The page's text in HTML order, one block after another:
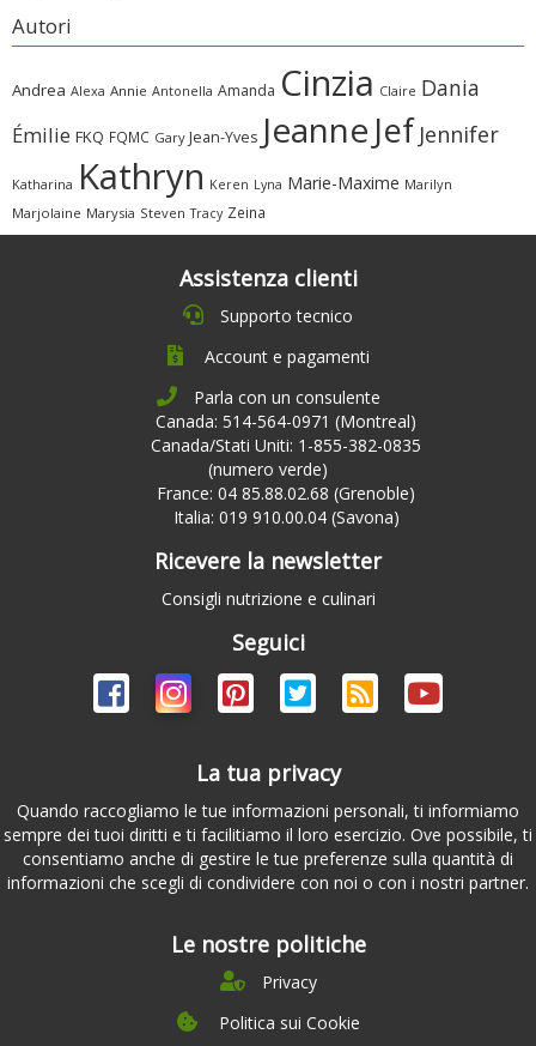
Autori
Andrea Alexa Annie Antonella Amanda Cinzia Claire Dania
Émilie FKQ FQMC Gary Jean-Yves Jeanne Jef Jennifer
Katharina Kathryn Keren Lyna Marie-Maxime Marilyn
Marjolaine Marysia Steven Tracy Zeina
Assistenza clienti
Supporto tecnico
Account e pagamenti
Parla con un consulente
Canada: 514-564-0971 (Montreal)
Canada/Stati Uniti: 1-855-382-0835
(numero verde)
France: 04 85.88.02.68 (Grenoble)
Italia: 019 910.00.04 (Savona)
Ricevere la newsletter
Consigli nutrizione e culinari
Seguici
La tua privacy
Quando raccogliamo le tue informazioni personali, ti informiamo
sempre dei tuoi diritti e ti facilitiamo il loro esercizio. Ove possibile, ti
consentiamo anche di gestire le tue preferenze sulla quantità di
informazioni che scegli di condividere con noi o con i nostri partner.
Le nostre politiche
Privacy
Politica sui Cookie